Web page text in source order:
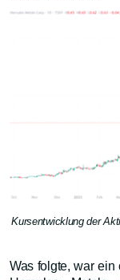
Kursentwicklung der
Was folgte, war ein